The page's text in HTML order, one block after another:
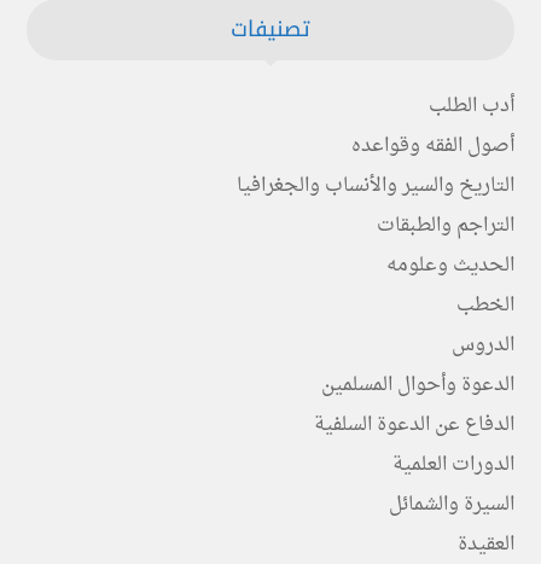
تصنيفات
أدب الطلب
أصول الفقه وقواعده
التاريخ والسير والأنساب والجغرافيا
التراجم والطبقات
الحديث وعلومه
الخطب
الدروس
الدعوة وأحوال المسلمين
الدفاع عن الدعوة السلفية
الدورات العلمية
السيرة والشمائل
العقيدة